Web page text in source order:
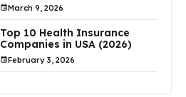
March 9, 2026
Top 10 Health Insurance
Companies in USA (2026)
February 3, 2026